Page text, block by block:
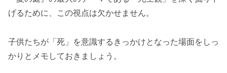
げるために、この視点は欠かせません。
子供たちが「死」を意識するきっかけとなった場面をしっ
かりとメモしておきましょう。